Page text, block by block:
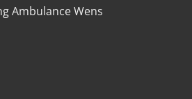
Ambulance Wens